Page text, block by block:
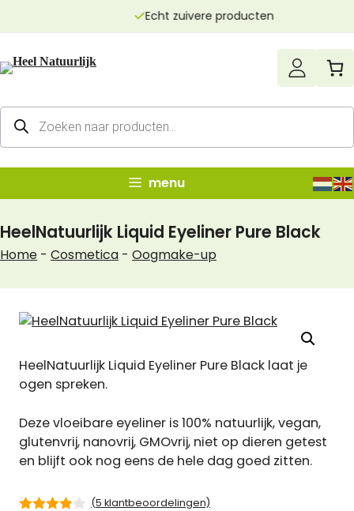
inhoud
Echt zuivere producten
Producten
zoeken
menu
HeelNatuurlijk Liquid Eyeliner Pure Black
Home - Cosmetica - Oogmake-up
HeelNatuurlijk Liquid Eyeliner Pure Black laat je
ogen spreken.
Deze vloeibare eyeliner is 100% natuurlijk, vegan,
glutenvrij, nanovrij, GMOvrij, niet op dieren getest
en blijft ook nog eens de hele dag goed zitten.
(5 klantbeoordelingen)